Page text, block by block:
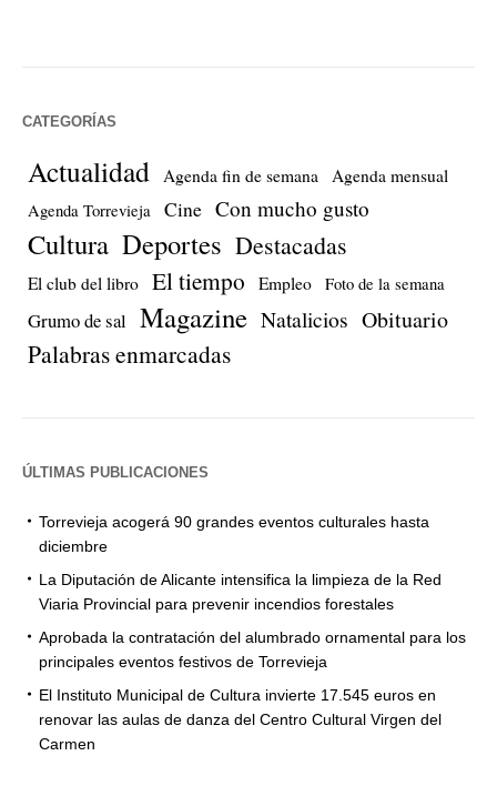
CATEGORÍAS
Actualidad Agenda fin de semana Agenda mensual
Agenda Torrevieja Cine Con mucho gusto
Cultura Deportes Destacadas
El club del libro El tiempo Empleo Foto de la semana
Grumo de sal Magazine Natalicios Obituario
Palabras enmarcadas
ÚLTIMAS PUBLICACIONES
Torrevieja acogerá 90 grandes eventos culturales hasta
diciembre
La Diputación de Alicante intensifica la limpieza de la Red
Viaria Provincial para prevenir incendios forestales
Aprobada la contratación del alumbrado ornamental para los
principales eventos festivos de Torrevieja
El Instituto Municipal de Cultura invierte 17.545 euros en
renovar las aulas de danza del Centro Cultural Virgen del
Carmen